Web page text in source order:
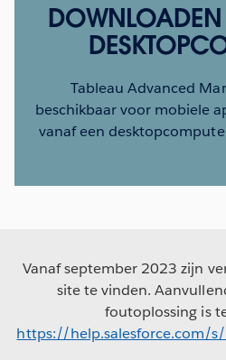
Tableau Advanced
beschikbaar voor mobiele
vanaf een
Vanaf september 2023 zijn
site te vinden.
foutoplossing is
https://help.salesforce.com/s/